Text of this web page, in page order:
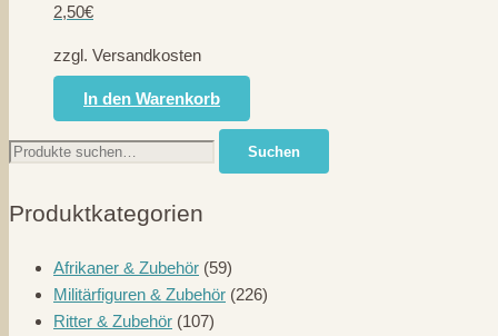
2,50€
zzgl. Versandkosten
In den Warenkorb
Suche
nach:
Suchen
Produktkategorien
Afrikaner & Zubehör (59)
Militärfiguren & Zubehör (226)
Ritter & Zubehör (107)